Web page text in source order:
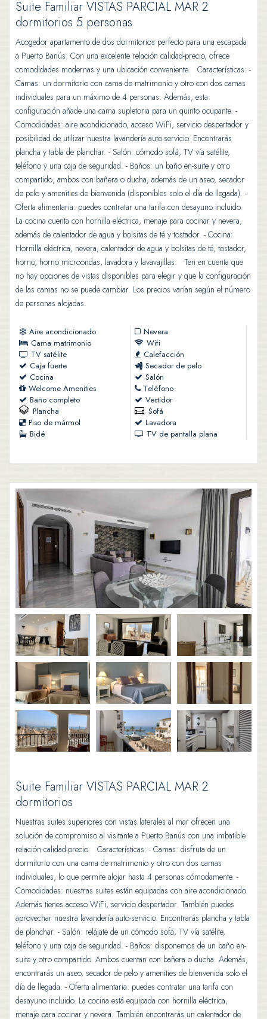
Suite Familiar VISTAS PARCIAL MAR 2
dormitorios 5 personas
Acogedor apartamento de dos dormitorios perfecto para una escapada
a Puerto Banús. Con una excelente relación calidad-precio, ofrece
comodidades modernas y una ubicación conveniente. Características: -
Camas: un dormitorio con cama de matrimonio y otro con dos camas
individuales para un máximo de 4 personas. Además, esta
configuración añade una cama supletoria para un quinto ocupante. -
Comodidades: aire acondicionado, acceso WiFi, servicio despertador y
posibilidad de utilizar nuestra lavandería auto-servicio. Encontrarás
plancha y tabla de planchar. - Salón: cómodo sofá, TV vía satélite,
teléfono y una caja de seguridad. - Baños: un baño en-suite y otro
compartido; ambos con bañera o ducha, además de un aseo, secador
de pelo y amenities de bienvenida (disponibles solo el día de llegada). -
Oferta alimentaria: puedes contratar una tarifa con desayuno incluido.
La cocina cuenta con hornilla eléctrica, menaje para cocinar y nevera,
además de calentador de agua y bolsitas de té y tostador. - Cocina:
Hornilla eléctrica, nevera, calentador de agua y bolsitas de té, tostador,
horno, horno microondas, lavadora y lavavajillas. Ten en cuenta que
no hay opciones de vistas disponibles para elegir y que la configuración
de las camas no se puede cambiar. Los precios varían según el número
de personas alojadas.
Aire acondicionado
Nevera
Cama matrimonio
Wifi
TV satélite
Calefacción
Caja fuerte
Secador de pelo
Cocina
Salón
Welcome Amenities
Teléfono
Baño completo
Vestidor
Plancha
Sofá
Piso de mármol
Lavadora
Bidé
TV de pantalla plana
Suite Familiar VISTAS PARCIAL MAR 2
dormitorios
Nuestras suites superiores con vistas laterales al mar ofrecen una
solución de compromiso al visitante a Puerto Banús con una imbatible
relación calidad-precio. Características: - Camas: disfruta de un
dormitorio con una cama de matrimonio y otro con dos camas
individuales, lo que permite alojar hasta 4 personas cómodamente. -
Comodidades: nuestras suites están equipadas con aire acondicionado.
Además tienes acceso WiFi, servicio despertador. También puedes
aprovechar nuestra lavandería auto-servicio. Encontrarás plancha y tabla
de planchar. - Salón: relájate de un cómodo sofá, TV vía satélite,
teléfono y una caja de seguridad. - Baños: disponemos de un baño en-
suite y otro compartido. Ambos cuentan con bañera o ducha. Además,
encontrarás un aseo, secador de pelo y amenities de bienvenida solo el
día de llegada. - Oferta alimentaria: puedes contratar una tarifa con
desayuno incluido. La cocina está equipada con hornilla eléctrica,
menaje para cocinar y nevera. También encontrarás un calentador de